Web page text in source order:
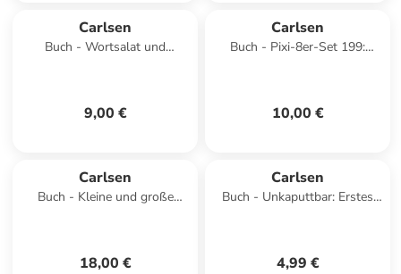
Carlsen
Buch - Wortsalat und
9,00 €
Carlsen
Buch - Pixi-8er-Set 199:
10,00 €
Carlsen
Buch - Kleine und große
18,00 €
Carlsen
Buch - Unkaputtbar: Erstes
4,99 €